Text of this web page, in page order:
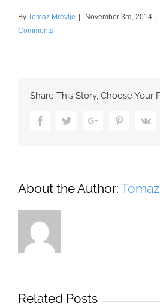
By Tomaz Mrevlje November 3rd, 2014
Comments
Share This Story, Choose Your
FacebookTwitterGoogle+ PinterestVk
About the Author:
Related Posts